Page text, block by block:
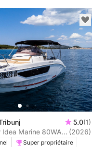
5.0(1)
Idea Marine 80WA
(2026)
Super propriétaire